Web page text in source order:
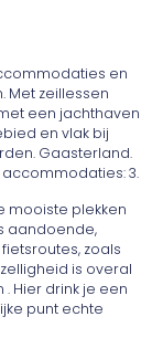
en
Met zeillessen
een jachthaven
en vlak bij
Gaasterland.
accommodaties: 3.
mooiste plekken
aandoende,
zoals
is overal
Hier drink je een
punt echte